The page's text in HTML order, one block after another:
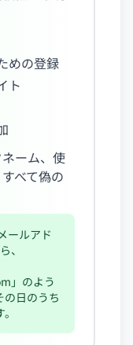
めの登録
ト
ーム、使
べて偽の
ールアド
、
」のよう
の日のうち